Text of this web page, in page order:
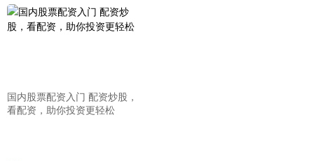
国内股票配资入门 配资炒股，
看配资，助你投资更轻松